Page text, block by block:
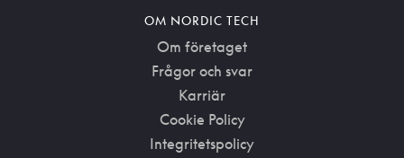
OM NORDIC TECH
Om företaget
Frågor och svar
Karriär
Cookie Policy
Integritetspolicy